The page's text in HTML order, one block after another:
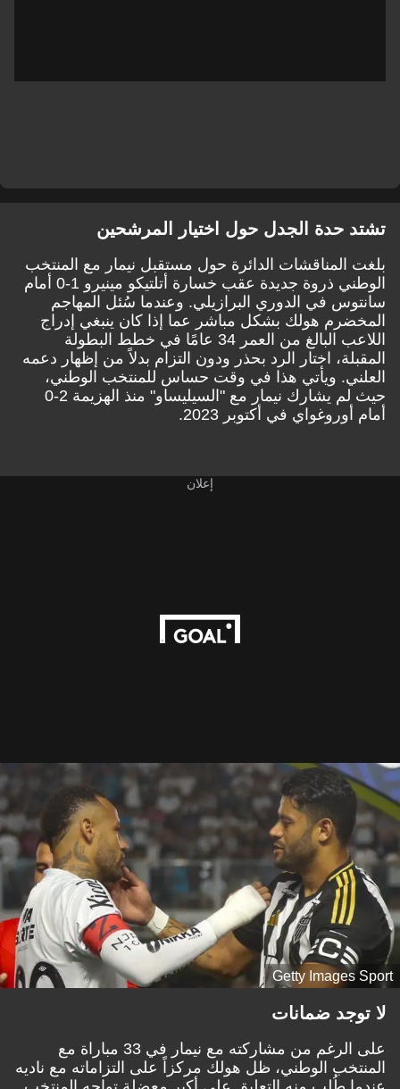
تشتد حدة الجدل حول اختيار المرشحين
بلغت المناقشات الدائرة حول مستقبل نيمار مع المنتخب
الوطني ذروة جديدة عقب خسارة أتلتيكو مينيرو 1-0 أمام
سانتوس في الدوري البرازيلي. وعندما سُئل المهاجم
المخضرم هولك بشكل مباشر عما إذا كان ينبغي إدراج
اللاعب البالغ من العمر 34 عامًا في خطط البطولة
المقبلة، اختار الرد بحذر ودون التزام بدلاً من إظهار دعمه
العلني. ويأتي هذا في وقت حساس للمنتخب الوطني،
حيث لم يشارك نيمار مع "السيليساو" منذ الهزيمة 2-0
أمام أوروغواي في أكتوبر 2023.
إعلان
Getty Images Sport
لا توجد ضمانات
على الرغم من مشاركته مع نيمار في 33 مباراة مع
المنتخب الوطني، ظل هولك مركزاً على التزاماته مع ناديه